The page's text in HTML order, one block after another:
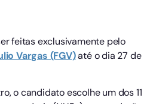
feitas exclusivamente pelo
Vargas (FGV)até o dia 27 de
o candidato escolhe um dos 11